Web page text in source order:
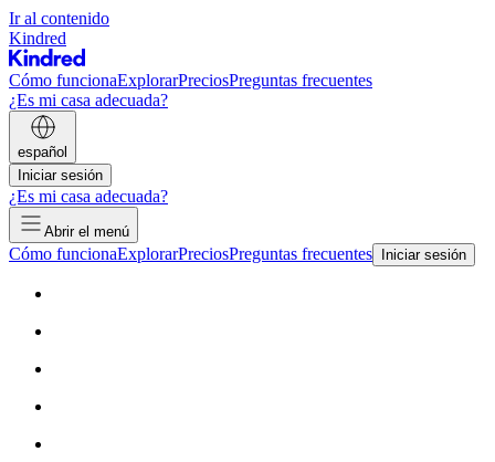
Ir al contenido
Kindred
Cómo funcionaExplorarPreciosPreguntas frecuentes
¿Es mi casa adecuada?
español
Iniciar sesión
¿Es mi casa adecuada?
Abrir el menú
Cómo funcionaExplorarPreciosPreguntas frecuentes Iniciar sesión